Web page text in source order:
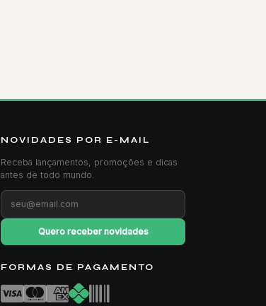
NOVIDADES POR E-MAIL
Receba lançamentos, promoções e dicas
antes de todo mundo.
Quero receber novidades
FORMAS DE PAGAMENTO